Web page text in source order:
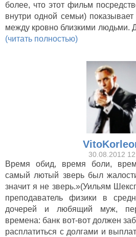
более, что этот фильм
внутри одной семьи)
между кровно близкими людьми.
(читать полностью)
30.08.2012
Время обид, время боли,
самый лютый зверь был
значит я не зверь.»(Уильям
преподаватель физики в
дочерей и любящий муж,
времена: банк вот-вот должен
расплатиться с долгами и